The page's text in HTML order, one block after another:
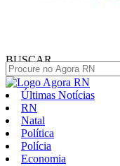
BUSCAR
Últimas Notícias
RN
Natal
Política
Polícia
Economia